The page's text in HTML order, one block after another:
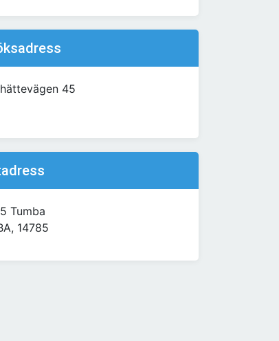
45
Tumba
14785